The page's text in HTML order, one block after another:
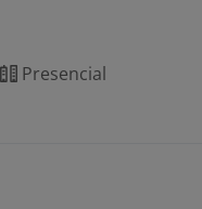
Presencial